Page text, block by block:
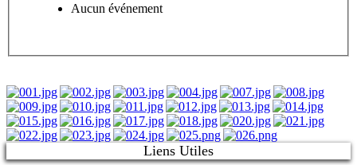
Aucun événement
Liens Utiles